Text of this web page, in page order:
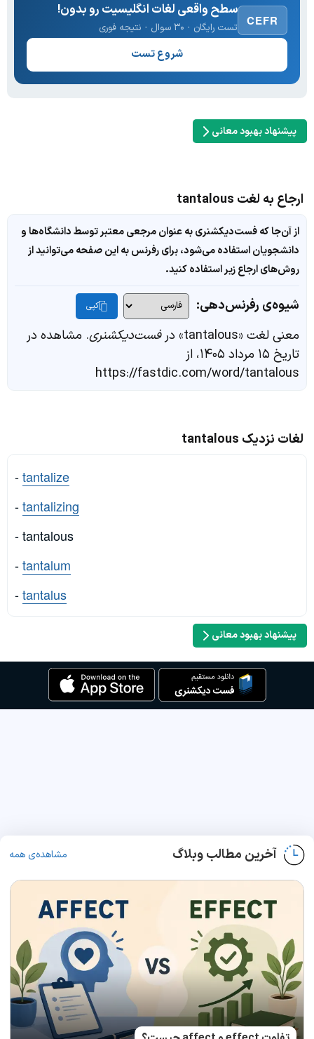
CEFR
سطح واقعی لغات انگلیسیت رو بدون!
تست رایگان · ۳۰ سوال · نتیجه فوری
شروع تست
پیشنهاد بهبود معانی
ارجاع به لغت tantalous
از آن‌جا که فست‌دیکشنری به عنوان مرجعی معتبر توسط دانشگاه‌ها و
دانشجویان استفاده می‌شود، برای رفرنس به این صفحه می‌توانید از
روش‌های ارجاع زیر استفاده کنید.
شیوه‌ی رفرنس‌دهی: کپی
معنی لغت «tantalous» در فست‌دیکشنری. مشاهده در
تاریخ ۱۵ مرداد ۱۴۰۵، از
https://fastdic.com/word/tantalous
لغات نزدیک tantalous
-tantalize
-tantalizing
- tantalous
-tantalum
-tantalus
پیشنهاد بهبود معانی
آخرین مطالب وبلاگ مشاهده‌ی همه